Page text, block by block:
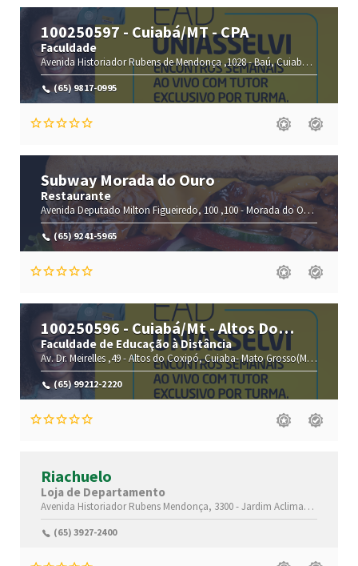
100250597 - Cuiabá/MT - CPA
Faculdade
Avenida Historiador Rubens de Mendonça ,1028 -Baú, Cuiaba-
(65) 9817-0995
Subway Morada do Ouro
Restaurante
Avenida Deputado Milton Figueiredo, 100 ,100 -Morada do Ouro, Cuiabá-
(65) 9241-5965
100250596 - Cuiabá/Mt - Altos Do
Coxipó
Faculdade de Educação à Distância
Av. Dr. Meirelles ,49 -Altos do Coxipó,Cuiaba-Mato Grosso(MT) ,78088-
(65) 99212-2220
Riachuelo
Loja de Departamento
Avenida Historiador Rubens Mendonça, 3300 - Jardim Aclimação
(65) 3927-2400